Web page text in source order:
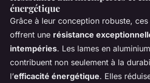
énergétique
Grâce à leur conception robuste,
offrent une résistance
intempéries. Les lames en
contribuent non seulement à la
l’efficacité énergétique. Elles